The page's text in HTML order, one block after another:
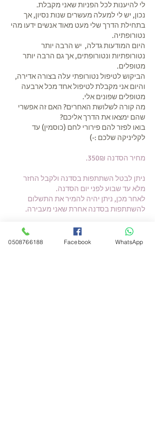
לי להיענות לכל הפניות שאני מקבלת.
נכון, יש לי למעלה מעשרים שנות נסיון, אך
בתחילת הדרך שלי מעט מאוד אנשים ידעו מהי
נטורופתיה.
היום המודעות גדלה, יש הרבה יותר
נטורופתיות ונטורופתים, אך גם הרבה יותר
מטופלים.
הביקוש לטיפול נטורופתי עלה בצורה אדירה,
והיום אני מקבלת לטיפול אחד מכל ארבעה
מטופלים שפונים אלי.
מה קורה לשלושת האחרים? האם זה אפשרי
שהם ימצאו את הדרך אליכם?
בואו לפזר להם פירורי לחם (כוסמין) עד
לקליניקה שלכם :-)
מחיר הסדנה 350₪.
ניתן לבטל השתתפות בסדנה ולקבל החזר
מלא עד שבוע לפני יום הסדנה.
לאחר מכן, ניתן יהיה להמיר את התשלום
להשתתפות בסדנה אחרת שאני מעבירה.
0508766188 Facebook WhatsApp